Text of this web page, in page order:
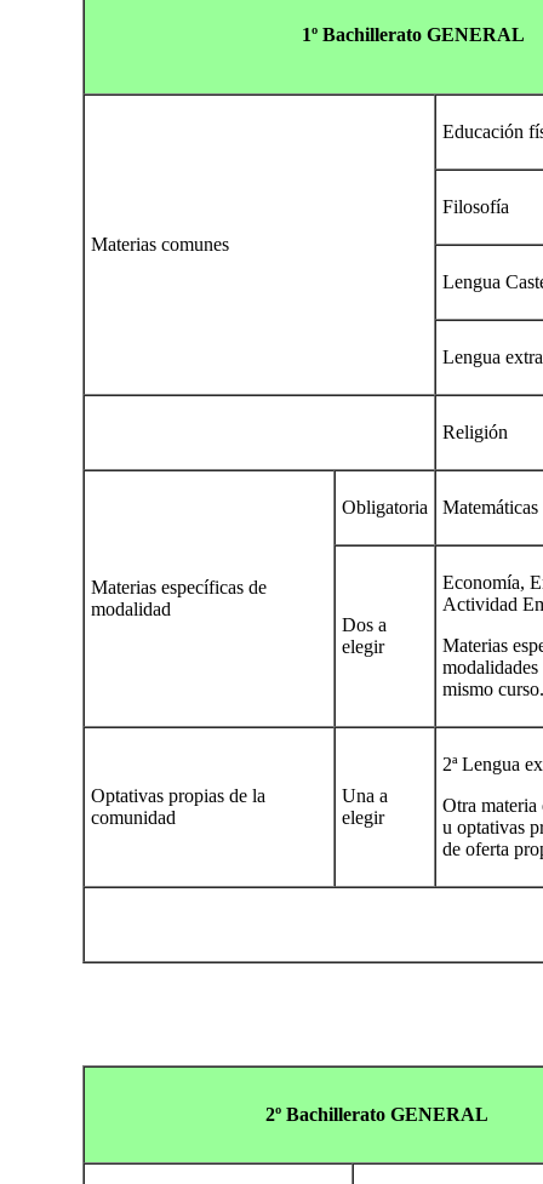
1º Bachillerato GENERAL
Materias comunes
Educación
Filosofía
Lengua
Lengua
Religión
Materias específicas de
modalidad
Obligatoria Matemáticas
Dos a
elegir
Economía,
Actividad
Materias
mismo curso.
Optativas propias de la
comunidad
Una a
elegir
2ª Lengua
Otra materia
u optativas
de oferta
2º Bachillerato GENERAL